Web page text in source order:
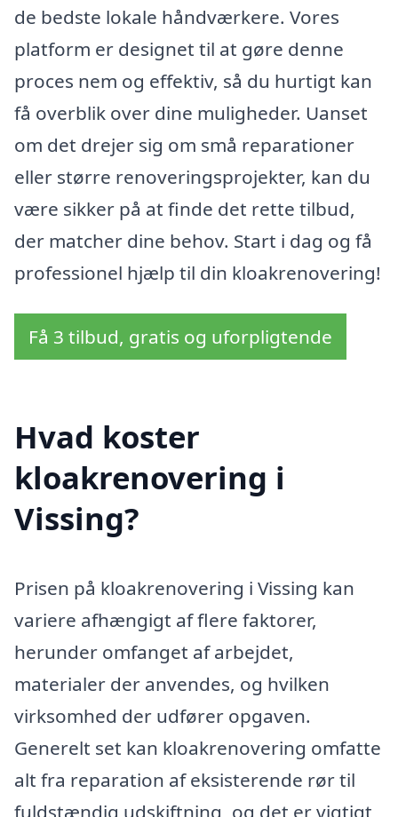
de bedste lokale håndværkere. Vores
platform er designet til at gøre denne
proces nem og effektiv, så du hurtigt kan
få overblik over dine muligheder. Uanset
om det drejer sig om små reparationer
eller større renoveringsprojekter, kan du
være sikker på at finde det rette tilbud,
der matcher dine behov. Start i dag og få
professionel hjælp til din kloakrenovering!
Få 3 tilbud, gratis og uforpligtende
Hvad koster
kloakrenovering i
Vissing?
Prisen på kloakrenovering i Vissing kan
variere afhængigt af flere faktorer,
herunder omfanget af arbejdet,
materialer der anvendes, og hvilken
virksomhed der udfører opgaven.
Generelt set kan kloakrenovering omfatte
alt fra reparation af eksisterende rør til
fuldstændig udskiftning, og det er vigtigt